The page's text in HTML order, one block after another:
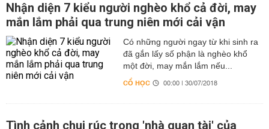
Nhận diện 7 kiểu người nghèo khổ cả đời, may
mắn lắm phải qua trung niên mới cải vận
Có những người ngay từ khi sinh ra
đã gắn lấy số phận là nghèo khổ
một đời, may mắn lắm nếu...
CỔ HỌC 00:00 | 30/07/2018
Tình cảnh chui rúc trong 'nhà quan tài' của